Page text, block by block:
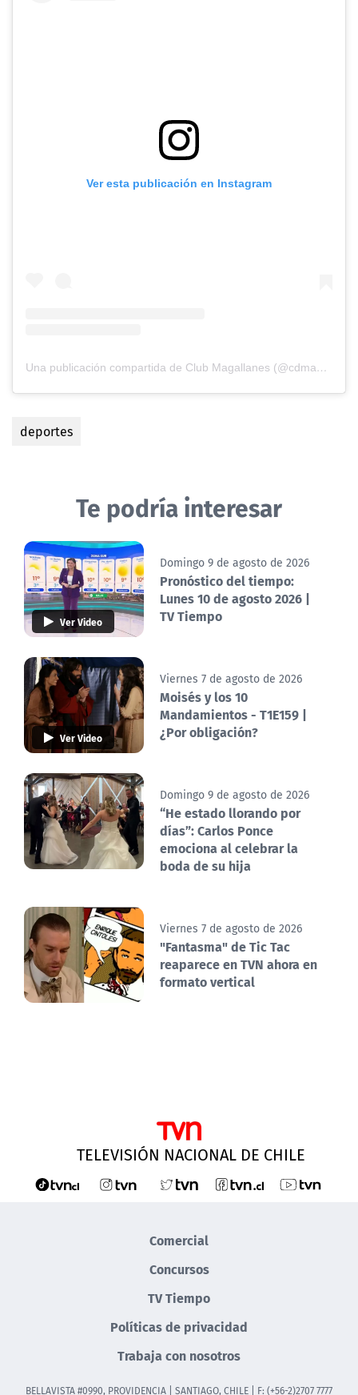
Ver esta publicación en Instagram
Una publicación compartida de Club Magallanes (@cdmagallanes)
deportes
Te podría interesar
Ver Video
Domingo 9 de agosto de 2026
Pronóstico del tiempo:
Lunes 10 de agosto 2026 |
TV Tiempo
Ver Video
Viernes 7 de agosto de 2026
Moisés y los 10
Mandamientos - T1E159 |
¿Por obligación?
Domingo 9 de agosto de 2026
“He estado llorando por
días”: Carlos Ponce
emociona al celebrar la
boda de su hija
Viernes 7 de agosto de 2026
"Fantasma" de Tic Tac
reaparece en TVN ahora en
formato vertical
TELEVISIÓN NACIONAL DE CHILE
Comercial
Concursos
TV Tiempo
Políticas de privacidad
Trabaja con nosotros
BELLAVISTA #0990, PROVIDENCIA | SANTIAGO, CHILE | F: (+56-2)2707 7777